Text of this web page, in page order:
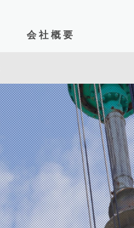
会 社 概 要